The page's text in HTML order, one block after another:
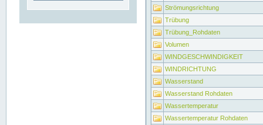
Strömungsrichtung
Trübung
Trübung_Rohdaten
Volumen
WINDGESCHWINDIGKEIT
WINDRICHTUNG
Wasserstand
Wasserstand Rohdaten
Wassertemperatur
Wassertemperatur Rohdaten